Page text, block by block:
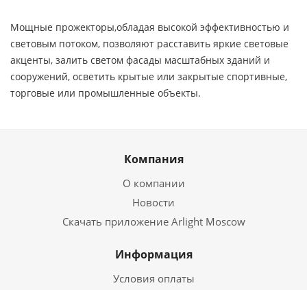
Мощные прожекторы,обладая высокой эффективностью и
световым потоком, позволяют расставить яркие световые
акценты, залить светом фасады масштабных зданий и
сооружений, осветить крытые или закрытые спортивные,
торговые или промышленные объекты.
Компания
О компании
Новости
Скачать приложение Arlight Moscow
Информация
Условия оплаты